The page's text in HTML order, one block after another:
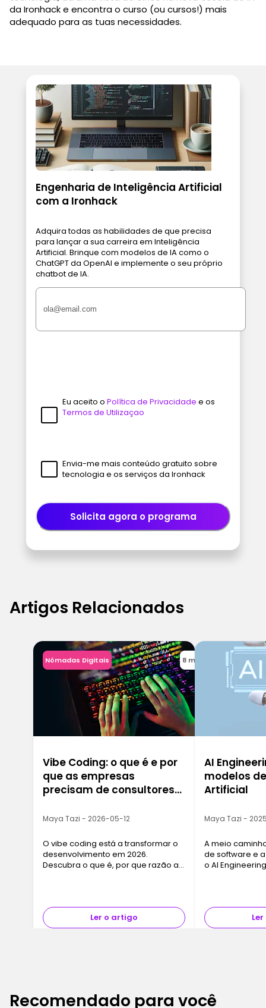
da Ironhack e encontra o curso (ou cursos!) mais
adequado para as tuas necessidades.
Engenharia de Inteligência Artificial
com a Ironhack
Adquira todas as habilidades de que precisa
para lançar a sua carreira em Inteligência
Artificial. Brinque com modelos de IA como o
ChatGPT da OpenAI e implemente o seu próprio
chatbot de IA.
Eu aceito o Política de Privacidade e os
Termos de Utilizaçao
Envia-me mais conteúdo gratuito sobre
tecnologia e os serviços da Ironhack
Solicita agora o programa
Artigos Relacionados
Nómadas Digitais 8 min
Vibe Coding: o que é e por
que as empresas
precisam de consultores
Maya Tazi - 2026-05-12
O vibe coding está a transformar o
desenvolvimento em 2026.
Descubra o que é, por que razão as
Ler o artigo
AI
modelos
Artificial
Maya Tazi -
A meio
de software e
o AI
Recomendado para você